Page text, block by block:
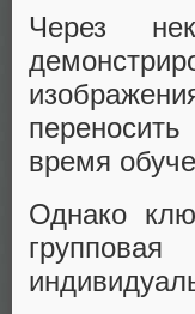
Через
время
Однако